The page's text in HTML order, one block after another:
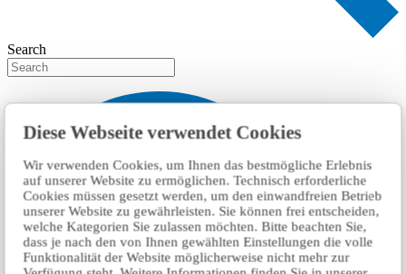
Diese Webseite verwendet Cookies
Wir verwenden Cookies, um Ihnen das bestmögliche Erlebnis
auf unserer Website zu ermöglichen. Technisch erforderliche
Cookies müssen gesetzt werden, um den einwandfreien Betrieb
unserer Website zu gewährleisten. Sie können frei entscheiden,
welche Kategorien Sie zulassen möchten. Bitte beachten Sie,
dass je nach den von Ihnen gewählten Einstellungen die volle
Funktionalität der Website möglicherweise nicht mehr zur
Search